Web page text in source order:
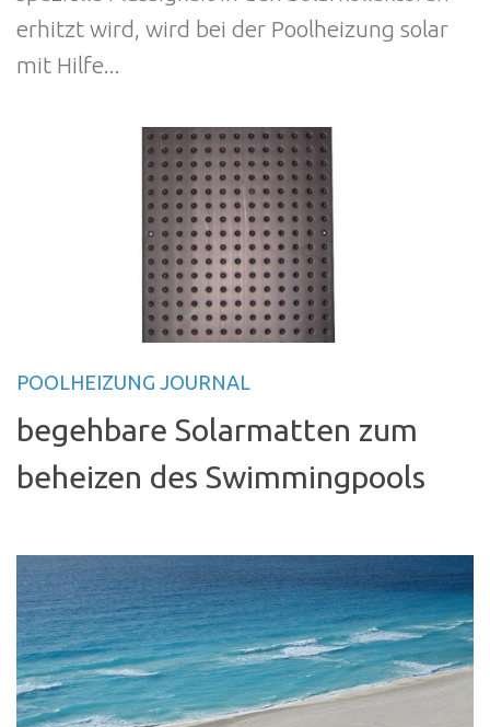
erhitzt wird, wird bei der Poolheizung solar
mit Hilfe...
POOLHEIZUNG JOURNAL
begehbare Solarmatten zum
beheizen des Swimmingpools